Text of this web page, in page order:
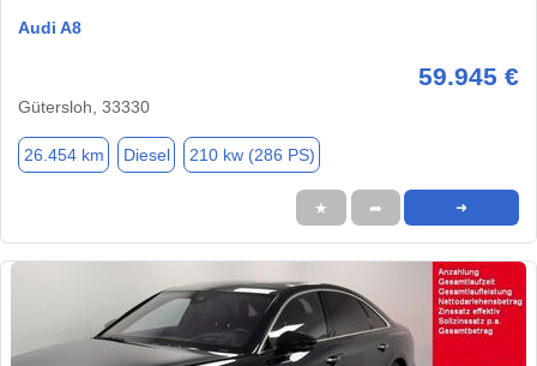
Audi A8
59.945 €
Gütersloh, 33330
26.454 km Diesel 210 kw (286 PS)
★ ➦ ➜